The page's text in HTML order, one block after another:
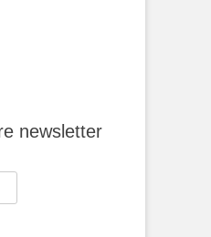
newsletter